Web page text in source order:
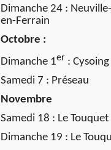
Dimanche 24 : Neuville-
en-Ferrain
Octobre :
Dimanche 1er : Cysoing
Samedi 7 : Préseau
Novembre
Samedi 18 : Le Touquet
Dimanche 19 : Le